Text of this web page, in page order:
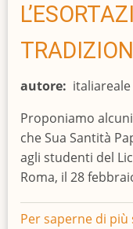
autore
italiareale
Proponiamo
che Sua Santità
agli studenti del
Roma, il 28
Per saperne di più